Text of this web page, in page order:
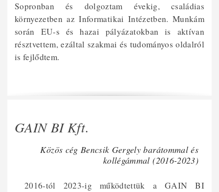
Sopronban és dolgoztam évekig, családias
környezetben az Informatikai Intézetben. Munkám
során EU-s és hazai pályázatokban is aktívan
résztvettem, ezáltal szakmai és tudományos oldalról
is fejlődtem.
GAIN BI Kft.
Közös cég Bencsik Gergely barátommal és
kollégámmal (2016-2023)
2016-tól 2023-ig működtettük a GAIN BI